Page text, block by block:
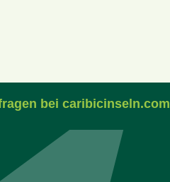
bei caribicinseln.com